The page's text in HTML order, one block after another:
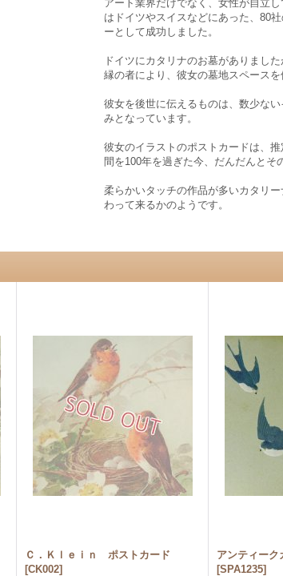
アート業界だけでなく、女性が自立
はドイツやスイスなどにあった、80
ーとして成功しました。
ドイツにカタリナのお墓がありまし
縁の者により、彼女の墓地スペースを
彼女を後世に伝えるものは、数少な
みとなっています。
彼女のイラストのポストカードは、
間を100年を過ぎた今、だんだんとそ
柔らかいタッチの作品が多いカタリ
わって来るかのようです。
Ｃ．Ｋｌｅｉｎ ポストカード
[CK002]
アンティーク
[SPA1235]